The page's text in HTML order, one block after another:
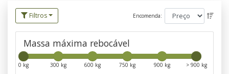
Filtros Encomenda:
Massa máxima rebocável
0 kg 300 kg 600 kg 750 kg 900 kg > 900 kg